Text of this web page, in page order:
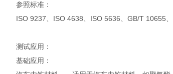
参照标准：
ISO 9237、ISO 4638、ISO 5636、GB/T 10655
测试应用：
基础应用：